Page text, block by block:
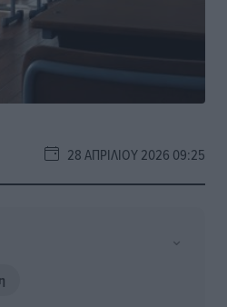
28 ΑΠΡΙΛΊΟΥ 2026 09:25
⌄